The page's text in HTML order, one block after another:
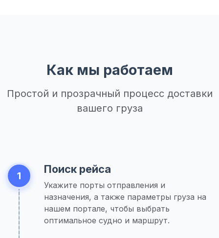
Как мы работаем
Простой и прозрачный процесс доставки
вашего груза
1
Поиск рейса
Укажите порты отправления и
назначения, а также параметры груза на
нашем портале, чтобы выбрать
оптимальное судно и маршрут.